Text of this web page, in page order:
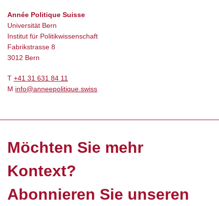
Année Politique Suisse
Universität Bern
Institut für Politikwissenschaft
Fabrikstrasse 8
3012 Bern
T +41 31 631 84 11
M info@anneepolitique.swiss
Möchten Sie mehr
Kontext?
Abonnieren Sie unseren